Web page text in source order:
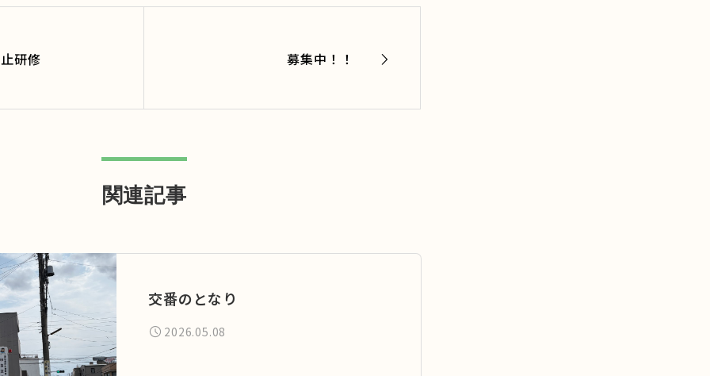
研修 募集中！！
関連記事
交番のとなり
2026.05.08